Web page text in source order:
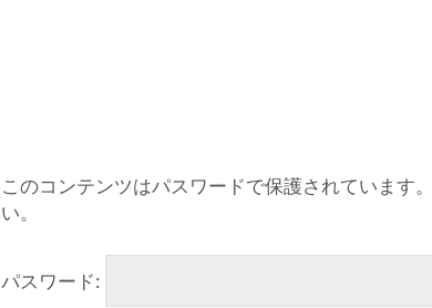
このコンテンツはパスワードで保護されています
い。
パスワード: